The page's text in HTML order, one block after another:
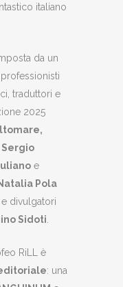
italiano
da un
traduttori e
2025
Sergio
e
Pola
divulgatori
Sidoti
RiLL è
: una